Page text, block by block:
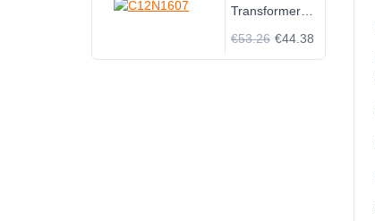
Transformer
€53.26 €44.38